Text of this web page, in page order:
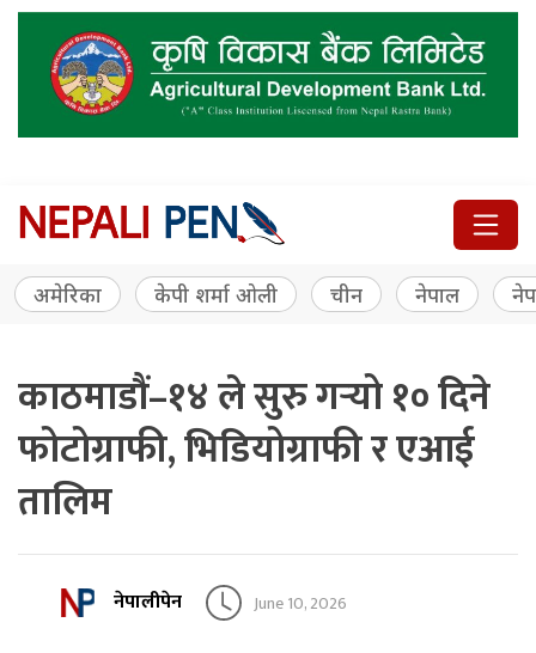
अमेरिका केपी शर्मा ओली चीन नेपाल
काठमाडौं–१४ ले सुरु गर्‍यो १० दिने
फोटोग्राफी, भिडियोग्राफी र एआई
तालिम
नेपालीपेन June 10, 2026